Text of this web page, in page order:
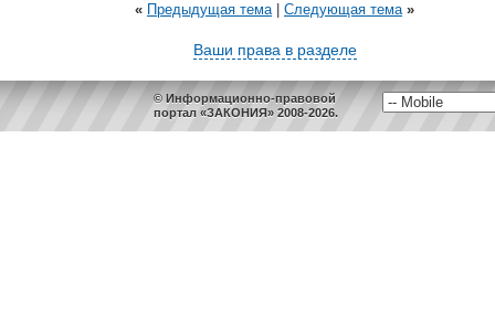
« Предыдущая тема| Следующая тема »
Ваши права в разделе
© Информационно-правовой
портал «ЗАКОНИЯ» 2008-2026.